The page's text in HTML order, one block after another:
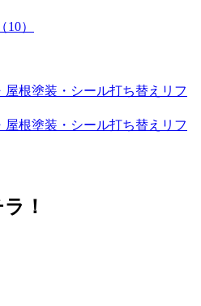
）
根塗装・シール打ち替えリフ
根塗装・シール打ち替えリフ
！